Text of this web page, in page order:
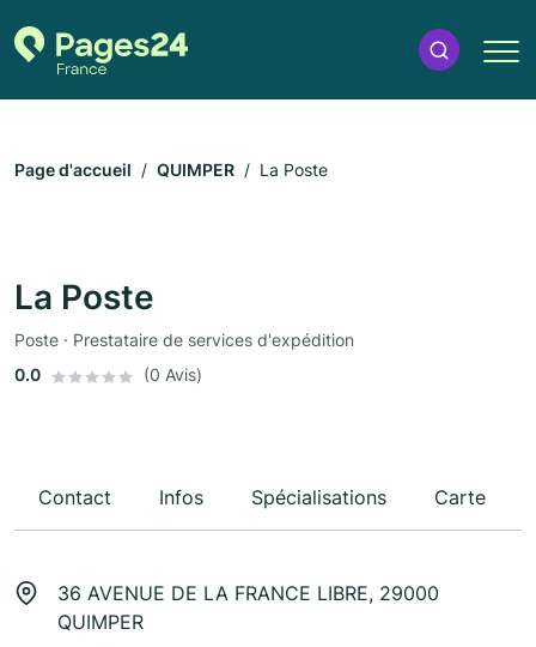
Page d'accueil QUIMPER La Poste
La Poste
Poste · Prestataire de services d'expédition
0.0
(0 Avis)
Contact Infos Spécialisations Carte
36 AVENUE DE LA FRANCE LIBRE, 29000
QUIMPER